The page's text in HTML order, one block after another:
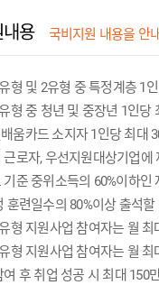
내용 국비지원 내용을 안
형 및 2유형 중 특정계층 1
형 중 청년 및 중장년 1인당
움카드 소지자 1인당 최대
근로자, 우선지원대상기업
기준 중위소득의 60%이하인
훈련일수의 80%이상 출석
형 지원사업 참여자는 월
형 지원사업 참여자는 월
후 취업 성공 시 최대 150